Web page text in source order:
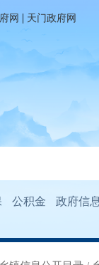
网 | 天门政府网
公积金 政府信